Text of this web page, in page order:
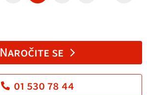
Naročite se
01 530 78 44